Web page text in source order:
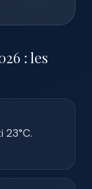
: les